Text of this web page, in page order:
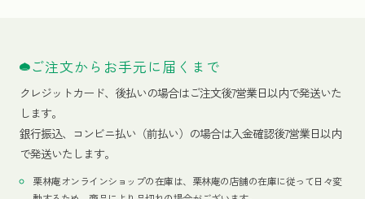
ご注文からお手元に届くまで
クレジットカード、 後払いの場合はご注文後7営業日以内で発送いた
します。
銀行振込、コンビニ払い（前払い）の場合は入金確認後7営業日以内
で発送いたします。
栗林庵オンラインショップの在庫は、栗林庵の店舗の在庫に従って日々変